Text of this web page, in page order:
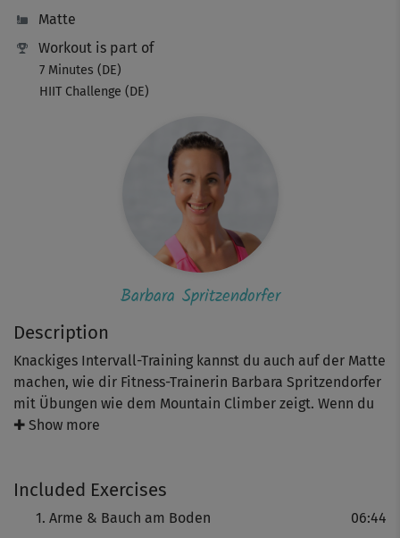
Description
Knackiges Intervall-Training kannst du auch auf der Matte
machen, wie dir Fitness-Trainerin Barbara Spritzendorfer
mit Übungen wie dem Mountain Climber zeigt. Wenn du
magst, stelle gern ein Warm-up voran, um deine
einerseits auf deiner Körpermitte (Core-Training
inklusive). Außerdem tust du viel für deine Arme.
✚ Show more
Included Exercises
Arme & Bauch am Boden 06:44
Matte
Workout is part of
7 Minutes (DE)
HIIT Challenge (DE)
Barbara Spritzendorfer